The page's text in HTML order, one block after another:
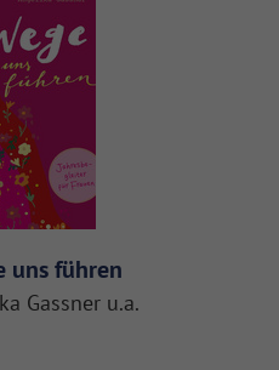
uns führen
Gassner u.a.